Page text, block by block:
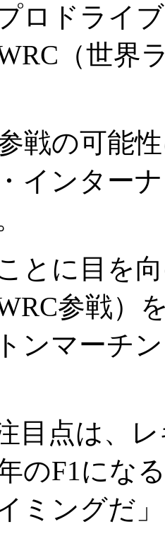
ロドライ
（世界
戦の可能
インター
とに目を
参戦）
ンマーチ
目点は、
のF1にな
ミングだ」